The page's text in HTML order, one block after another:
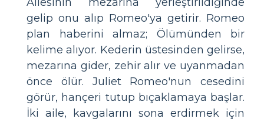
gelip onu alıp Romeo'ya getirir. Romeo
plan haberini almaz; Ölümünden bir
kelime alıyor. Kederin üstesinden gelirse,
mezarına gider, zehir alır ve uyanmadan
önce ölür. Juliet Romeo'nun cesedini
görür, hançeri tutup bıçaklamaya başlar.
İki aile, kavgalarını sona erdirmek için